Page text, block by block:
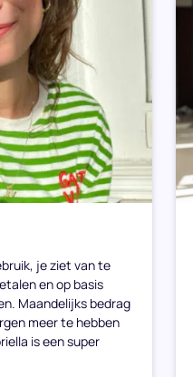
je ziet van te
en op basis
Maandelijks bedrag
meer te hebben
is een super